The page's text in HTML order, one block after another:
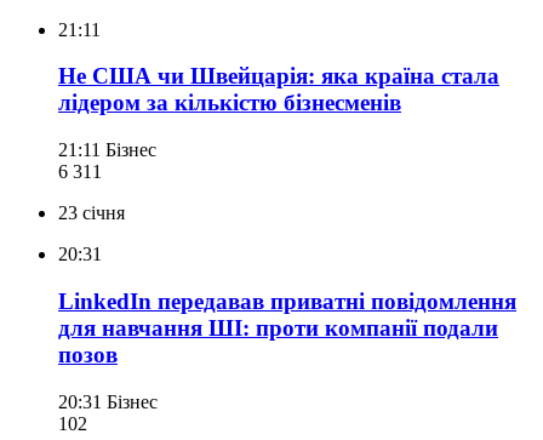
21:11
Не США чи Швейцарія: яка країна стала
лідером за кількістю бізнесменів
21:11 Бізнес
6 311
23 січня
20:31
LinkedIn передавав приватні повідомлення
для навчання ШІ: проти компанії подали
позов
20:31 Бізнес
102